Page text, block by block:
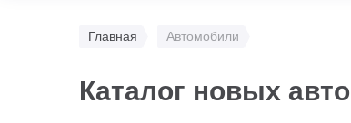
Главная Автомобили
Каталог новых